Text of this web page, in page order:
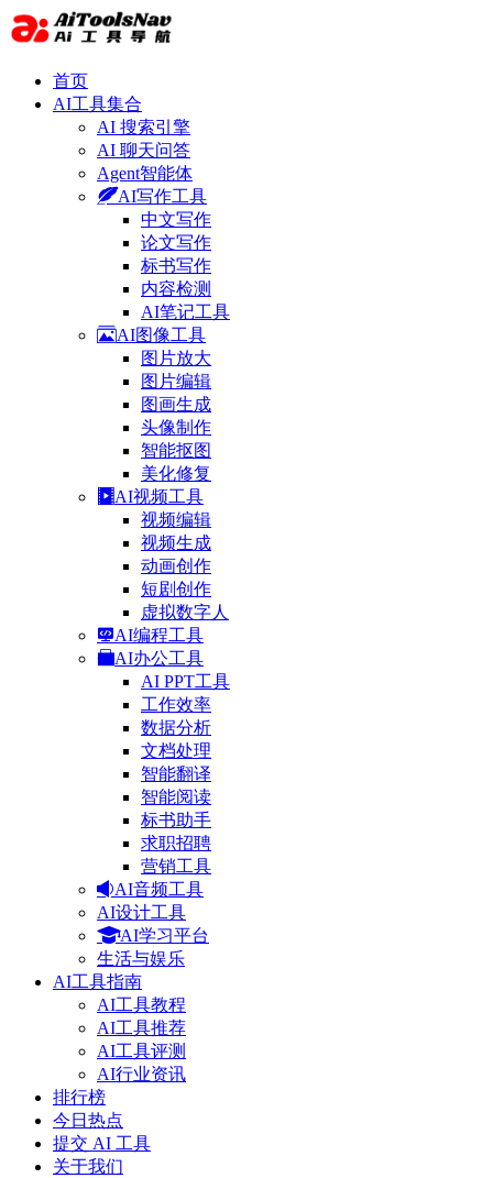
首页
AI工具集合
AI 搜索引擎
AI 聊天问答
Agent智能体
AI写作工具
中文写作
论文写作
标书写作
内容检测
AI笔记工具
AI图像工具
图片放大
图片编辑
图画生成
头像制作
智能抠图
美化修复
AI视频工具
视频编辑
视频生成
动画创作
短剧创作
虚拟数字人
AI编程工具
AI办公工具
AI PPT工具
工作效率
数据分析
文档处理
智能翻译
智能阅读
标书助手
求职招聘
营销工具
AI音频工具
AI设计工具
AI学习平台
生活与娱乐
AI工具指南
AI工具教程
AI工具推荐
AI工具评测
AI行业资讯
排行榜
今日热点
提交 AI 工具
关于我们